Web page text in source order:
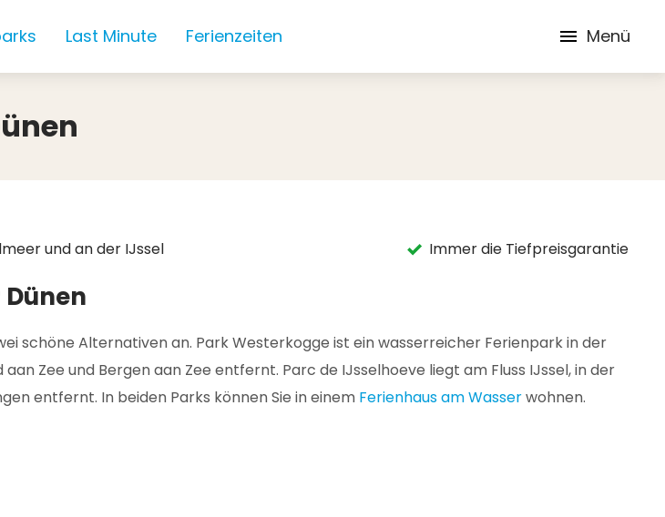
Last Minute Ferienzeiten Menü
und an der IJssel Immer die Tiefpreisgarantie
schöne Alternativen an. Park Westerkogge ist ein wasserreicher Ferienpark in der
Zee und Bergen aan Zee entfernt. Parc de IJsselhoeve liegt am Fluss IJssel, in der
entfernt. In beiden Parks können Sie in einem Ferienhaus am Wasserwohnen.